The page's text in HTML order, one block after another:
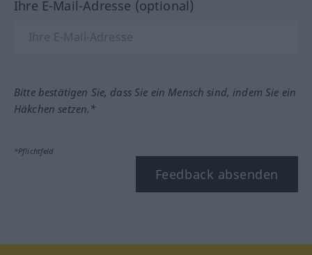
Ihre E-Mail-Adresse (optional)
Bitte bestätigen Sie, dass Sie ein Mensch sind, indem Sie ein
Häkchen setzen.*
*Pflichtfeld
Feedback absenden